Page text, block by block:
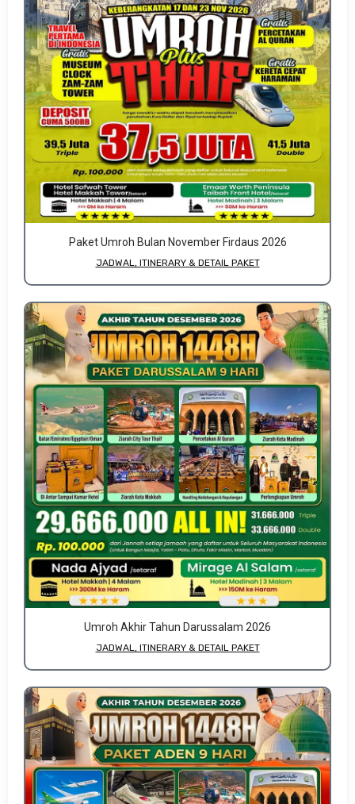
Paket Umroh Bulan November Firdaus 2026
JADWAL, ITINERARY & DETAIL PAKET
Umroh Akhir Tahun Darussalam 2026
JADWAL, ITINERARY & DETAIL PAKET